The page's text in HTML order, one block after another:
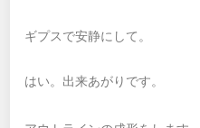
ギプスで安静にして。
はい。出来あがりです。